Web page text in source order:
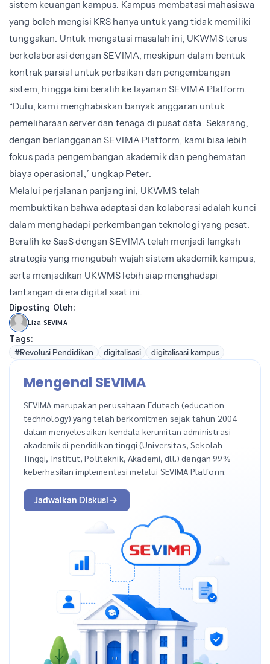
sistem keuangan kampus. Kampus membatasi mahasiswa
yang boleh mengisi KRS hanya untuk yang tidak memiliki
tunggakan. Untuk mengatasi masalah ini, UKWMS terus
berkolaborasi dengan SEVIMA, meskipun dalam bentuk
kontrak parsial untuk perbaikan dan pengembangan
sistem, hingga kini beralih ke layanan SEVIMA Platform.
“Dulu, kami menghabiskan banyak anggaran untuk
pemeliharaan server dan tenaga di pusat data. Sekarang,
dengan berlangganan SEVIMA Platform, kami bisa lebih
fokus pada pengembangan akademik dan penghematan
biaya operasional,” ungkap Peter.
Melalui perjalanan panjang ini, UKWMS telah
membuktikan bahwa adaptasi dan kolaborasi adalah kunci
dalam menghadapi perkembangan teknologi yang pesat.
Beralih ke SaaS dengan SEVIMA telah menjadi langkah
strategis yang mengubah wajah sistem akademik kampus,
serta menjadikan UKWMS lebih siap menghadapi
tantangan di era digital saat ini.
Diposting Oleh:
Liza SEVIMA
Tags:
#Revolusi Pendidikan digitalisasi digitalisasi kampus
Mengenal SEVIMA
SEVIMA merupakan perusahaan Edutech (education
technology) yang telah berkomitmen sejak tahun 2004
dalam menyelesaikan kendala kerumitan administrasi
akademik di pendidikan tinggi (Universitas, Sekolah
Tinggi, Institut, Politeknik, Akademi, dll.) dengan 99%
keberhasilan implementasi melalui SEVIMA Platform.
Jadwalkan Diskusi